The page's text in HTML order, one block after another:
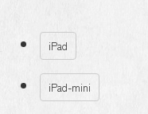
iPad
iPad-mini